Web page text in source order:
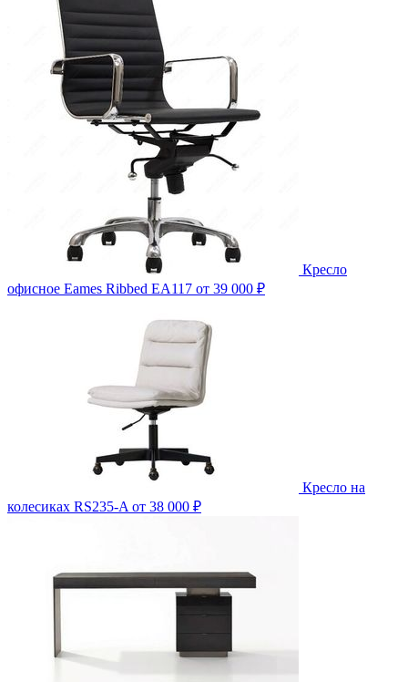
Кресло
офисное Eames Ribbed EA117 от 39 000 ₽
Кресло на
колесиках RS235-A от 38 000 ₽